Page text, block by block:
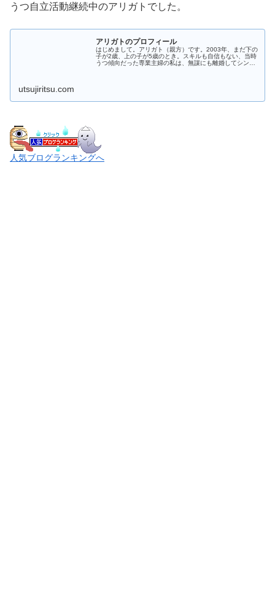
うつ自立活動継続中のアリガトでした。
アリガトのプロフィール
はじめまして。アリガト（親方）です。2003年、まだ下の
子が2歳、上の子が5歳のとき。スキルも自信もない、当時
うつ傾向だった専業主婦の私は、無謀にも離婚してシング
utsujiritsu.com
人気ブログランキングへ